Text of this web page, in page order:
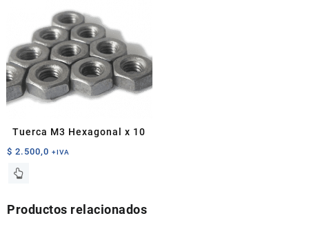
Tuerca M3 Hexagonal x 10
$ 2.500,0 +IVA
Productos relacionados